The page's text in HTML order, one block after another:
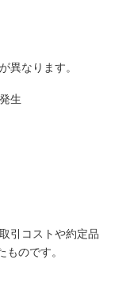
異なります。
生
引コストや約定品
のです。